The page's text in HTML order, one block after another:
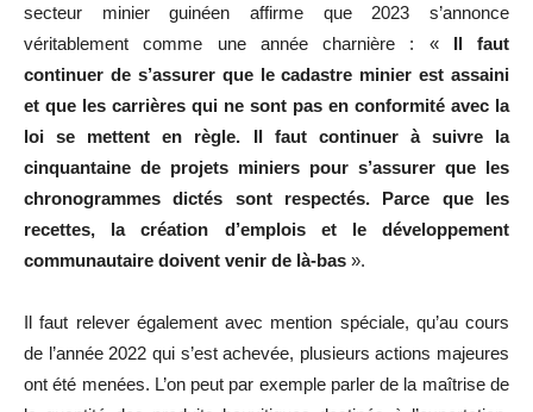
secteur minier guinéen affirme que 2023 s’annonce
véritablement comme une année charnière : « Il faut
continuer de s’assurer que le cadastre minier est assaini
et que les carrières qui ne sont pas en conformité avec la
loi se mettent en règle. Il faut continuer à suivre la
cinquantaine de projets miniers pour s’assurer que les
chronogrammes dictés sont respectés. Parce que les
recettes, la création d’emplois et le développement
communautaire doivent venir de là-bas ».
Il faut relever également avec mention spéciale, qu’au cours
de l’année 2022 qui s’est achevée, plusieurs actions majeures
ont été menées. L’on peut par exemple parler de la maîtrise de